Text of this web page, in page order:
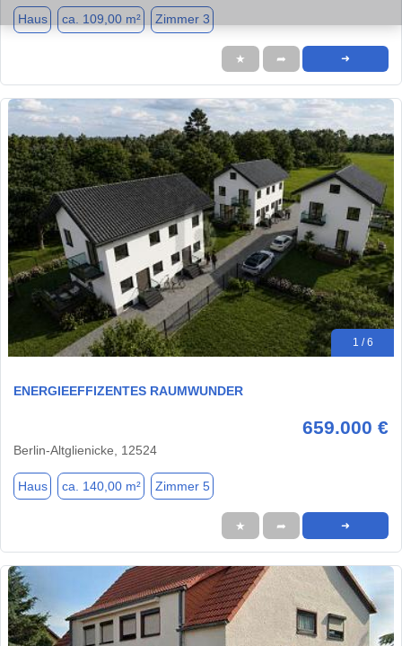
Haus ca. 109,00 m² Zimmer 3
★ ➦ ➜
1 / 6
ENERGIEEFFIZENTES RAUMWUNDER
659.000 €
Berlin-Altglienicke, 12524
Haus ca. 140,00 m² Zimmer 5
★ ➦ ➜